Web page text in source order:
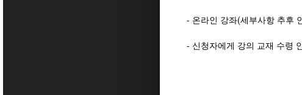
- 온라인 강좌(세부사항 추후
- 신청자에게 강의 교재 수령